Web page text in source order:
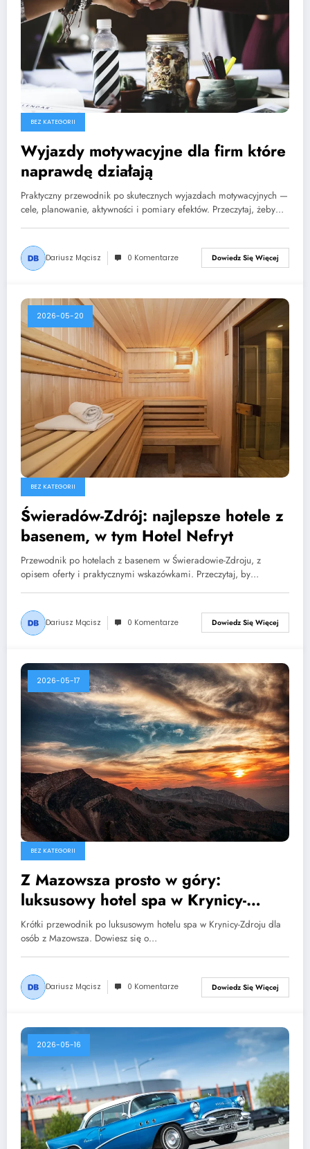
BEZ KATEGORII
Wyjazdy motywacyjne dla firm które
naprawdę działają
Praktyczny przewodnik po skutecznych wyjazdach motywacyjnych —
cele, planowanie, aktywności i pomiary efektów. Przeczytaj, żeby…
Dariusz Mącisz 0 Komentarze Dowiedz Się Więcej
2026-05-20
BEZ KATEGORII
Świeradów-Zdrój: najlepsze hotele z
basenem, w tym Hotel Nefryt
Przewodnik po hotelach z basenem w Świeradowie-Zdroju, z
opisem oferty i praktycznymi wskazówkami. Przeczytaj, by…
Dariusz Mącisz 0 Komentarze Dowiedz Się Więcej
2026-05-17
BEZ KATEGORII
Z Mazowsza prosto w góry:
luksusowy hotel spa w Krynicy-
Zdroju
Krótki przewodnik po luksusowym hotelu spa w Krynicy-Zdroju dla
osób z Mazowsza. Dowiesz się o…
Dariusz Mącisz 0 Komentarze Dowiedz Się Więcej
2026-05-16